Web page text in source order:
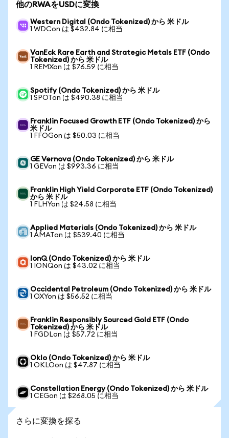
他のRWAをUSDに変換
Western Digital (Ondo Tokenized) から 米ドル
1 WDCon は $432.84 に相当
VanEck Rare Earth and Strategic Metals ETF (Ondo
Tokenized) から 米ドル
1 REMXon は $76.59 に相当
Spotify (Ondo Tokenized) から 米ドル
1 SPOTon は $490.38 に相当
Franklin Focused Growth ETF (Ondo Tokenized) から
米ドル
1 FFOGon は $50.03 に相当
GE Vernova (Ondo Tokenized) から 米ドル
1 GEVon は $993.36 に相当
Franklin High Yield Corporate ETF (Ondo Tokenized)
から 米ドル
1 FLHYon は $24.58 に相当
Applied Materials (Ondo Tokenized) から 米ドル
1 AMATon は $539.40 に相当
IonQ (Ondo Tokenized) から 米ドル
1 IONQon は $43.02 に相当
Occidental Petroleum (Ondo Tokenized) から 米ドル
1 OXYon は $56.52 に相当
Franklin Responsibly Sourced Gold ETF (Ondo
Tokenized) から 米ドル
1 FGDLon は $57.72 に相当
Oklo (Ondo Tokenized) から 米ドル
1 OKLOon は $47.87 に相当
Constellation Energy (Ondo Tokenized) から 米ドル
1 CEGon は $268.05 に相当
さらに変換を探る